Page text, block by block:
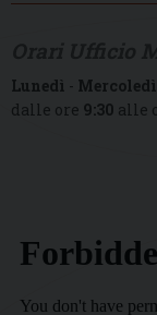
Lunedì - Mercoledì
dalle ore 9:30 alle